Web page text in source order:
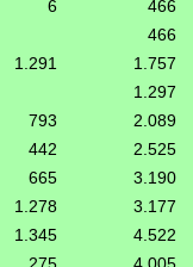
6
466
466
1.291
1.757
1.297
793
2.089
442
2.525
665
3.190
1.278
3.177
1.345
4.522